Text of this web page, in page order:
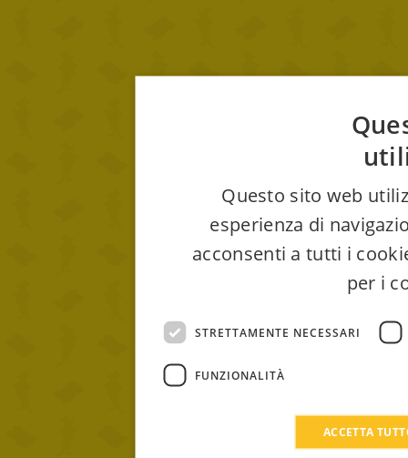
Questo sito web
esperienza di
acconsenti a tutti i
per i
STRETTAMENTE NECESSARI
FUNZIONALITÀ
ACCETTA